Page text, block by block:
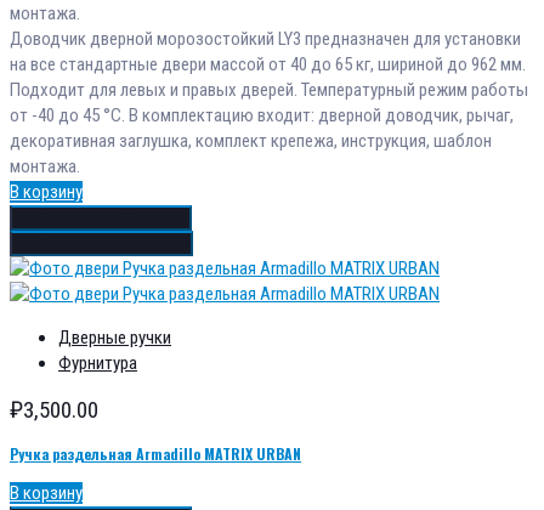
монтажа.
Доводчик дверной морозостойкий LY3 предназначен для установки
на все стандартные двери массой от 40 до 65 кг, шириной до 962 мм.
Подходит для левых и правых дверей. Температурный режим работы
от -40 до 45 °С. В комплектацию входит: дверной доводчик, рычаг,
декоративная заглушка, комплект крепежа, инструкция, шаблон
монтажа.
В корзину
Дверные ручки
Фурнитура
₽3,500.00
Ручка раздельная Armadillo MATRIX URBAN
В корзину